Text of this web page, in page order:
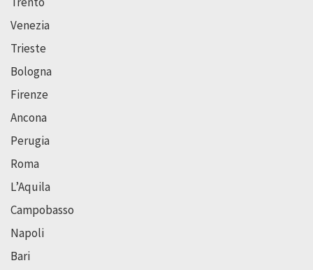
Venezia
Trieste
Bologna
Firenze
Ancona
Perugia
Roma
L’Aquila
Campobasso
Napoli
Bari